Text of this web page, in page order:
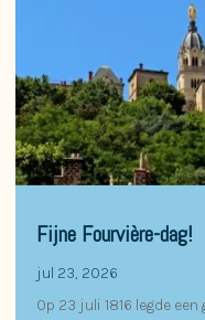
Fijne Fourvière-dag!
jul 23, 2026
Op 23 juli 1816 legde